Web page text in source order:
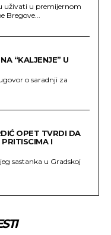
uživati u premijernom
Bregove...
“KALJENJE” U
o saradnji za
OPET TVRDI DA
I
sastanka u Gradskoj